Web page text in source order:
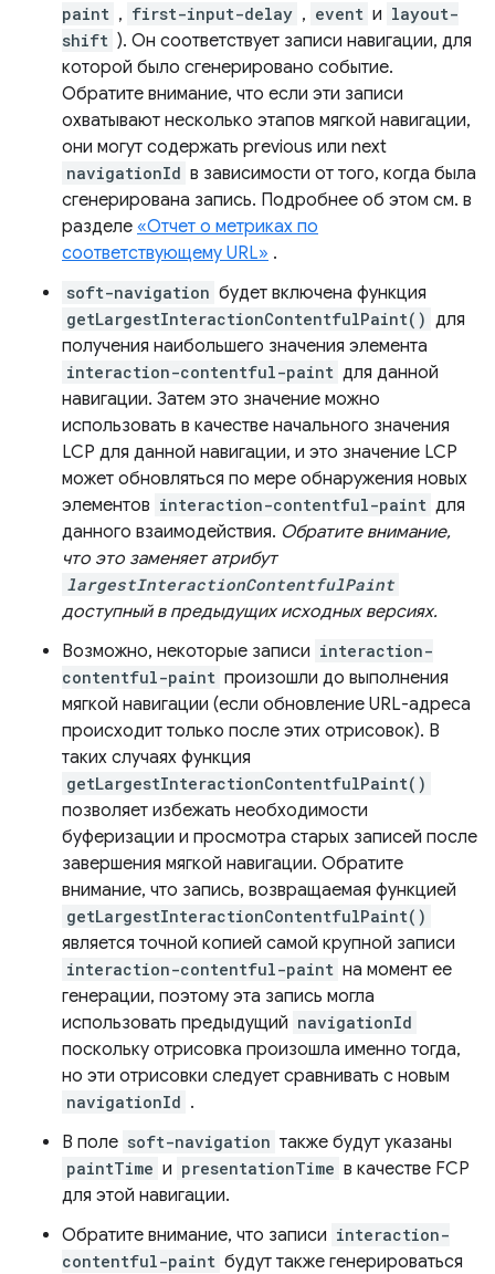
paint , first-input-delay , event и layout-
shift ). Он соответствует записи навигации, для
которой было сгенерировано событие.
Обратите внимание, что если эти записи
охватывают несколько этапов мягкой навигации,
они могут содержать previous или next
navigationId в зависимости от того, когда была
сгенерирована запись. Подробнее об этом см. в
разделе «Отчет о метриках по
соответствующему URL» .
soft-navigation будет включена функция
getLargestInteractionContentfulPaint() для
получения наибольшего значения элемента
interaction-contentful-paint для данной
навигации. Затем это значение можно
использовать в качестве начального значения
LCP для данной навигации, и это значение LCP
может обновляться по мере обнаружения новых
элементов interaction-contentful-paint для
данного взаимодействия. Обратите внимание,
что это заменяет атрибут
largestInteractionContentfulPaint
доступный в предыдущих исходных версиях.
Возможно, некоторые записи interaction-
contentful-paint произошли до выполнения
мягкой навигации (если обновление URL-адреса
происходит только после этих отрисовок). В
таких случаях функция
getLargestInteractionContentfulPaint()
позволяет избежать необходимости
буферизации и просмотра старых записей после
завершения мягкой навигации. Обратите
внимание, что запись, возвращаемая функцией
getLargestInteractionContentfulPaint()
является точной копией самой крупной записи
interaction-contentful-paint на момент ее
генерации, поэтому эта запись могла
использовать предыдущий navigationId
поскольку отрисовка произошла именно тогда,
но эти отрисовки следует сравнивать с новым
navigationId .
В поле soft-navigation также будут указаны
paintTime и presentationTime в качестве FCP
для этой навигации.
Обратите внимание, что записи interaction-
contentful-paint будут также генерироваться